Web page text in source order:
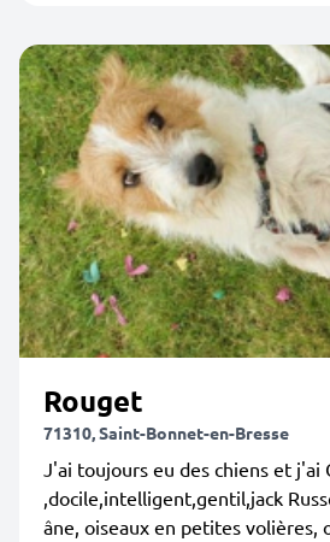
Rouget
71310, Saint-Bonnet-en-Bresse
J'ai toujours eu des chiens et j'ai
,docile,intelligent,gentil,jack
âne, oiseaux en petites volières,